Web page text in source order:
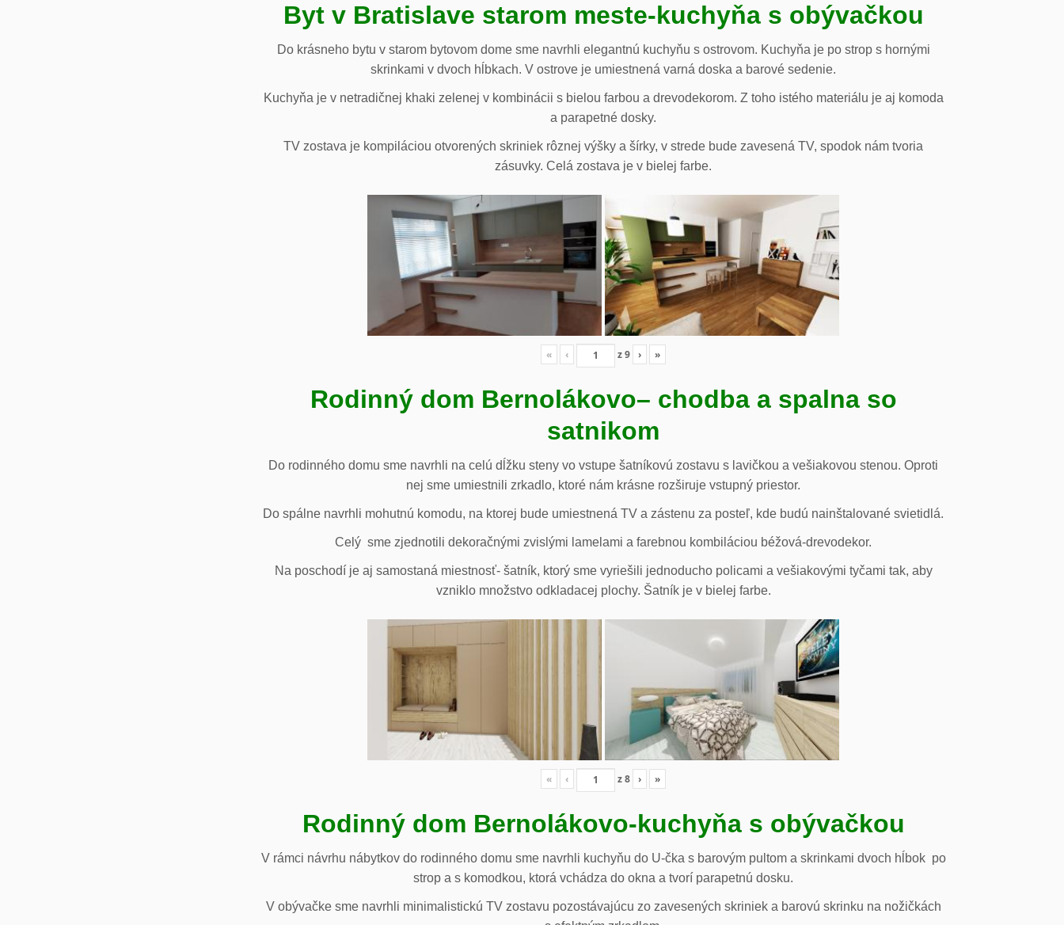
Byt v Bratislave starom meste-kuchyňa s obývačkou
Do krásneho bytu v starom bytovom dome sme navrhli elegantnú kuchyňu s ostrovom. Kuchyňa je po strop s hornými
skrinkami v dvoch hĺbkach. V ostrove je umiestnená varná doska a barové sedenie.
Kuchyňa je v netradičnej khaki zelenej v kombinácii s bielou farbou a drevodekorom. Z toho istého materiálu je aj komoda
a parapetné dosky.
TV zostava je kompiláciou otvorených skriniek rôznej výšky a šírky, v strede bude zavesená TV, spodok nám tvoria
zásuvky. Celá zostava je v bielej farbe.
« ‹ z9 › »
Rodinný dom Bernolákovo– chodba a spalna so
satnikom
Do rodinného domu sme navrhli na celú dĺžku steny vo vstupe šatníkovú zostavu s lavičkou a vešiakovou stenou. Oproti
nej sme umiestnili zrkadlo, ktoré nám krásne rozširuje vstupný priestor.
Do spálne navrhli mohutnú komodu, na ktorej bude umiestnená TV a zástenu za posteľ, kde budú nainštalované svietidlá.
Celý sme zjednotili dekoračnými zvislými lamelami a farebnou kombiláciou béžová-drevodekor.
Na poschodí je aj samostaná miestnosť- šatník, ktorý sme vyriešili jednoducho policami a vešiakovými tyčami tak, aby
vzniklo množstvo odkladacej plochy. Šatník je v bielej farbe.
« ‹ z8 › »
Rodinný dom Bernolákovo-kuchyňa s obývačkou
V rámci návrhu nábytkov do rodinného domu sme navrhli kuchyňu do U-čka s barovým pultom a skrinkami dvoch hĺbok po
strop a s komodkou, ktorá vchádza do okna a tvorí parapetnú dosku.
V obývačke sme navrhli minimalistickú TV zostavu pozostávajúcu zo zavesených skriniek a barovú skrinku na nožičkách